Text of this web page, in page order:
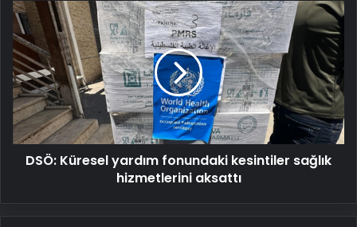
DSÖ:
Küresel
yardım
fonundaki
kesintiler
sağlık
hizmetlerini
aksattı
DSÖ: Küresel yardım fonundaki kesintiler sağlık
hizmetlerini aksattı